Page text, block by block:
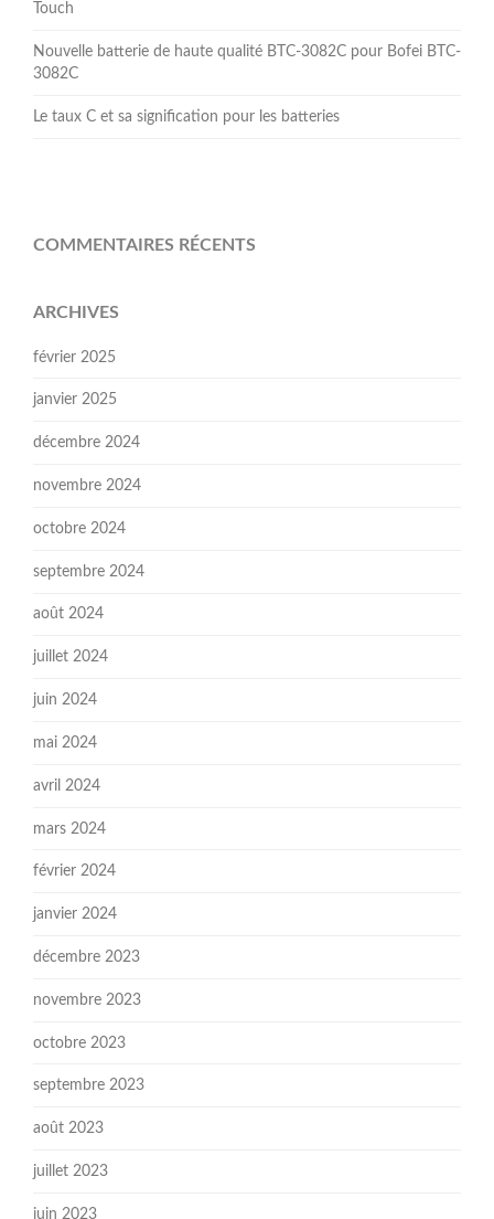
Touch
Nouvelle batterie de haute qualité BTC-3082C pour Bofei BTC-
3082C
Le taux C et sa signification pour les batteries
COMMENTAIRES RÉCENTS
ARCHIVES
février 2025
janvier 2025
décembre 2024
novembre 2024
octobre 2024
septembre 2024
août 2024
juillet 2024
juin 2024
mai 2024
avril 2024
mars 2024
février 2024
janvier 2024
décembre 2023
novembre 2023
octobre 2023
septembre 2023
août 2023
juillet 2023
juin 2023